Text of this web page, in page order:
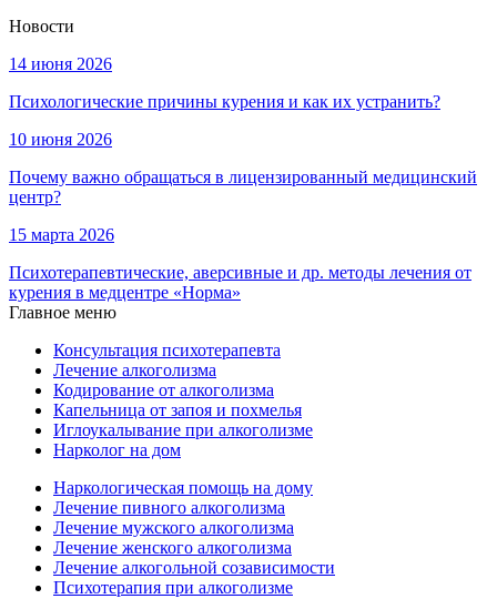
Новости
14 июня 2026
Психологические причины курения и как их устранить?
10 июня 2026
Почему важно обращаться в лицензированный медицинский
центр?
15 марта 2026
Психотерапевтические, аверсивные и др. методы лечения от
курения в медцентре «Норма»
Главное меню
Консультация психотерапевта
Лечение алкоголизма
Кодирование от алкоголизма
Капельница от запоя и похмелья
Иглоукалывание при алкоголизме
Нарколог на дом
Наркологическая помощь на дому
Лечение пивного алкоголизма
Лечение мужского алкоголизма
Лечение женского алкоголизма
Лечение алкогольной созависимости
Психотерапия при алкоголизме